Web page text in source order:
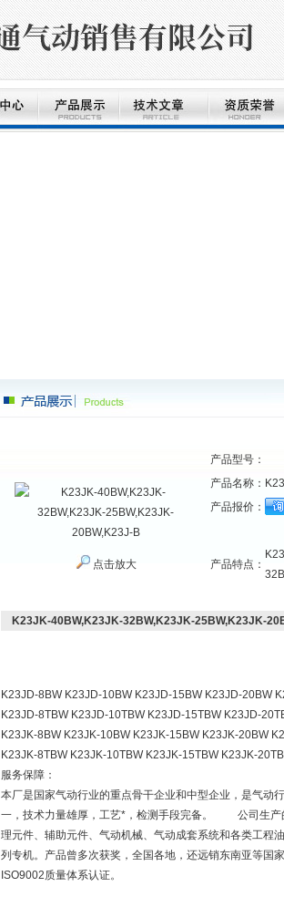
点击放大
产品型号：
产品名称：
产品报价：
产品特点：
K23JK-40BW,K23JK-32BW,K23JK-25BW,K23JK-
K23JD-8BW K23JD-10BW K23JD-15BW K23JD-20BW
K23JD-8TBW K23JD-10TBW K23JD-15TBW K23JD-
K23JK-8BW K23JK-10BW K23JK-15BW K23JK-20BW
K23JK-8TBW K23JK-10TBW K23JK-15TBW K23JK-
服务保障：
本厂是国家气动行业的重点骨干企业和中型企业，是气动
一，技术力量雄厚，工艺*，检测手段完备。 公司生产
理元件、辅助元件、气动机械、气动成套系统和各类工程
列专机。产品曾多次获奖，全国各地，还远销东南亚等国
ISO9002质量体系认证。